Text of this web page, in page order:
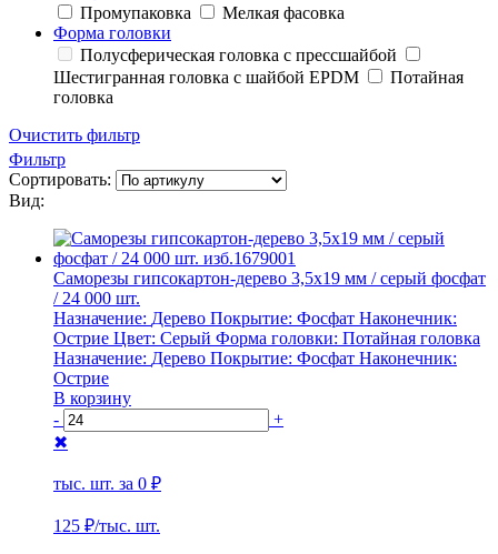
Промупаковка
Мелкая фасовка
Форма головки
Полусферическая головка с прессшайбой
Шестигранная головка с шайбой EPDM
Потайная
головка
Очистить фильтр
Фильтр
Сортировать:
Вид:
Саморезы гипсокартон-дерево 3,5х19 мм / серый фосфат
/ 24 000 шт.
Назначение: Дерево Покрытие: Фосфат Наконечник:
Острие Цвет: Серый Форма головки: Потайная головка
Назначение: Дерево Покрытие: Фосфат Наконечник:
Острие
В корзину
-
+
✖
тыс. шт. за 0 ₽
125 ₽/тыс. шт.